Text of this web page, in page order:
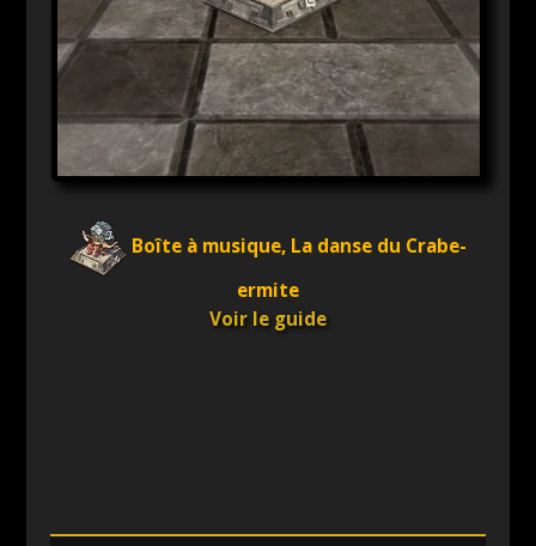
Boîte à musique, La danse du Crabe-
ermite
Voir le guide